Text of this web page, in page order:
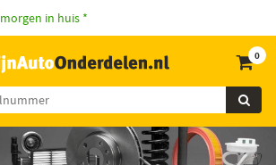
morgen in huis *
0